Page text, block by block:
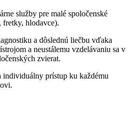
služby pre malé spoločenské
fretky, hlodavce).
a dôslednú liečbu vďaka
a neustálemu vzdelávaniu sa v
zvierat.
prístup ku každému